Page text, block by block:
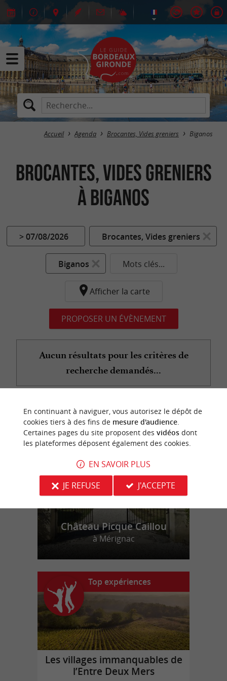
Accueil Agenda Brocantes, Vides greniers Biganos
Brocantes, Vides greniers
à Biganos
> 07/08/2026 Brocantes, Vides greniers
Biganos Mots clés...
Afficher la carte
PROPOSER UN ÉVÈNEMENT
Aucun résultats pour les critères de
recherche demandés...
n
o
t
r
e
c
o
u
p
d
e
c
o
e
u
r
Château Picque Caillou
à Mérignac
Top expériences
Les villages immanquables de
l’Entre Deux Mers
En continuant à naviguer, vous autorisez le dépôt de
cookies tiers à des fins de mesure d'audience.
Certaines pages du site proposent des vidéosdont
les plateformes déposent également des cookies.
EN SAVOIR PLUS
JE REFUSE
J'ACCEPTE